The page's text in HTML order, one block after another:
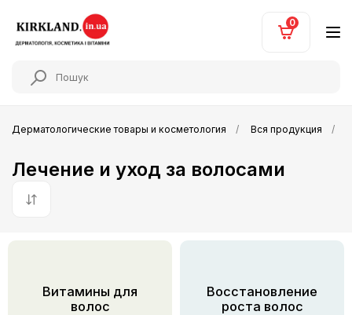
0
Дерматологические товары и косметология Вся продукция
Лечение и уход за волосами
По умолчанию
Витамины для
волос
Восстановление
роста волос